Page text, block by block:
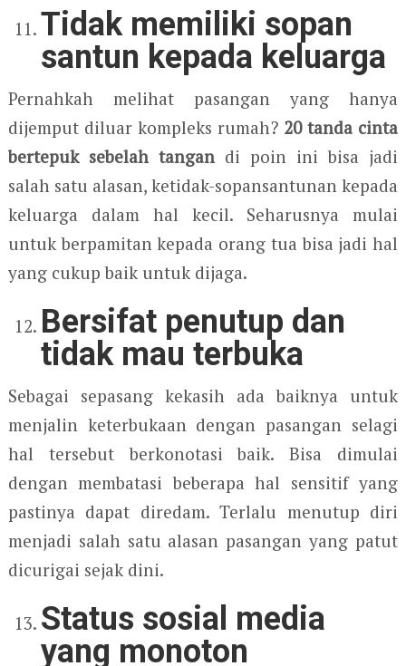
Tidak memiliki sopan
santun kepada keluarga
Pernahkah melihat pasangan yang hanya
dijemput diluar kompleks rumah? 20 tanda cinta
bertepuk sebelah tangan di poin ini bisa jadi
salah satu alasan, ketidak-sopansantunan kepada
keluarga dalam hal kecil. Seharusnya mulai
untuk berpamitan kepada orang tua bisa jadi hal
yang cukup baik untuk dijaga.
Bersifat penutup dan
tidak mau terbuka
Sebagai sepasang kekasih ada baiknya untuk
menjalin keterbukaan dengan pasangan selagi
hal tersebut berkonotasi baik. Bisa dimulai
dengan membatasi beberapa hal sensitif yang
pastinya dapat diredam. Terlalu menutup diri
menjadi salah satu alasan pasangan yang patut
dicurigai sejak dini.
Status sosial media
yang monoton